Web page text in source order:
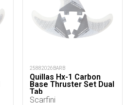
25882026BARB
Quillas Hx-1 Carbon
Base Thruster Set Dual
Tab
Scarfini